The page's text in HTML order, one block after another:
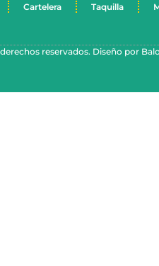
Cartelera Taquilla
reservados. Diseño por